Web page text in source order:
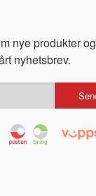
nye produkter og
nyhetsbrev.